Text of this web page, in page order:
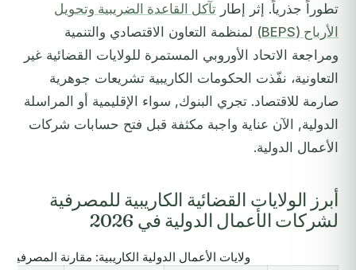
تطوراً جذرياً. إثر إطار تآكل القاعدة الضريبية وتحويل
الأرباح (BEPS)
لمنظمة التعاون الاقتصادي والتنمية
ومراجعة الاتحاد الأوروبي المستمرة للولايات القضائية غير
التعاونية، نفّذت الحكومات الكاريبية تشريعات جوهرية
صارمة للاقتصاد. تجري البنوك, سواء الإقليمية أو المراسلة
الدولية, الآن عناية واجبة مكثفة قبل فتح حسابات شركات
الأعمال الدولية.
أبرز الولايات القضائية الكاريبية للمصرفية
لشركات الأعمال الدولية في 2026
ولايات الأعمال الدولية الكاريبية: مقارنة المصرفية